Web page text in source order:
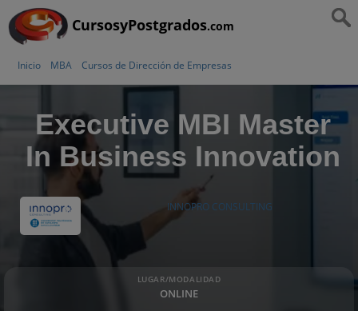
CursosyPostgrados.com
Inicio MBA Cursos de Dirección de Empresas
Executive MBI Master
In Business Innovation
INNOPRO CONSULTING
LUGAR/MODALIDAD
ONLINE